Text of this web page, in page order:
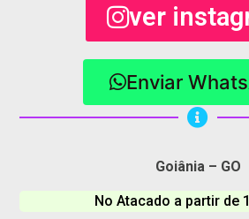
ver
Enviar
Goiânia – GO
No Atacado a partir de